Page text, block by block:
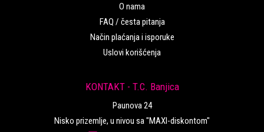
O nama
FAQ / česta pitanja
Način plaćanja i isporuke
Uslovi korišćenja
KONTAKT - T.C. Banjica
Paunova 24
Nisko prizemlje, u nivou sa "MAXI-diskontom"